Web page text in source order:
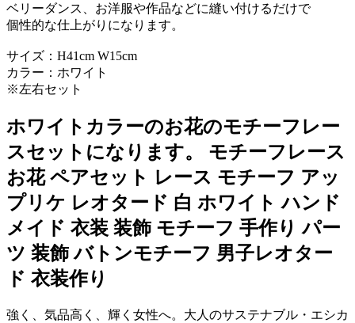
ベリーダンス、お洋服や作品などに縫い付けるだけで
個性的な仕上がりになります。
サイズ：H41cm W15cm
カラー：ホワイト
※左右セット
ホワイトカラーのお花のモチーフレー
スセットになります。 モチーフレース
お花 ペアセット レース モチーフ アッ
プリケ レオタード 白 ホワイト ハンド
メイド 衣装 装飾 モチーフ 手作り パー
ツ 装飾 バトンモチーフ 男子レオター
ド 衣装作り
強く、気品高く、輝く女性へ。大人のサステナブル・エシカ